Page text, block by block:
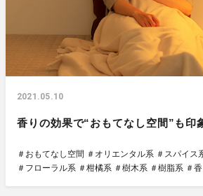
2021.05.10
香りの効果で“おもてなし空間”も印
＃おもてなし空間 ＃オリエンタル系 ＃スパイス
＃フローラル系 ＃柑橘系 ＃樹木系 ＃樹脂系 ＃